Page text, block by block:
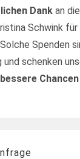
Dank an die
Schwink
Spenden
schenken